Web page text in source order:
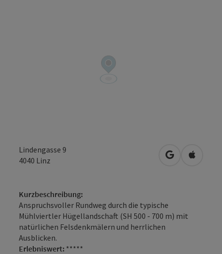
Lindengasse 9
4040 Linz in Google
in
Kurzbeschreibung:
Anspruchsvoller Rundweg durch die typische
Mühlviertler Hügellandschaft (SH 500 - 700 m) mit
natürlichen Felsdenkmälern und herrlichen
Ausblicken.
Erlebniswert: *****